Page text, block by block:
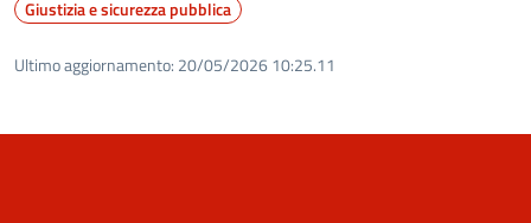
Giustizia e sicurezza pubblica
Ultimo aggiornamento: 20/05/2026 10:25.11